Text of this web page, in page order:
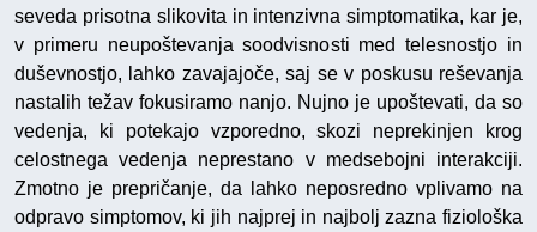
seveda prisotna slikovita in intenzivna simptomatika, kar je,
v primeru neupoštevanja soodvisnosti med telesnostjo in
duševnostjo, lahko zavajajoče, saj se v poskusu reševanja
nastalih težav fokusiramo nanjo. Nujno je upoštevati, da so
vedenja, ki potekajo vzporedno, skozi neprekinjen krog
celostnega vedenja neprestano v medsebojni interakciji.
Zmotno je prepričanje, da lahko neposredno vplivamo na
odpravo simptomov, ki jih najprej in najbolj zazna fiziološka